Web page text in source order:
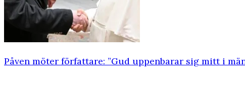
Påven möter författare: ”Gud uppenbarar sig mitt i